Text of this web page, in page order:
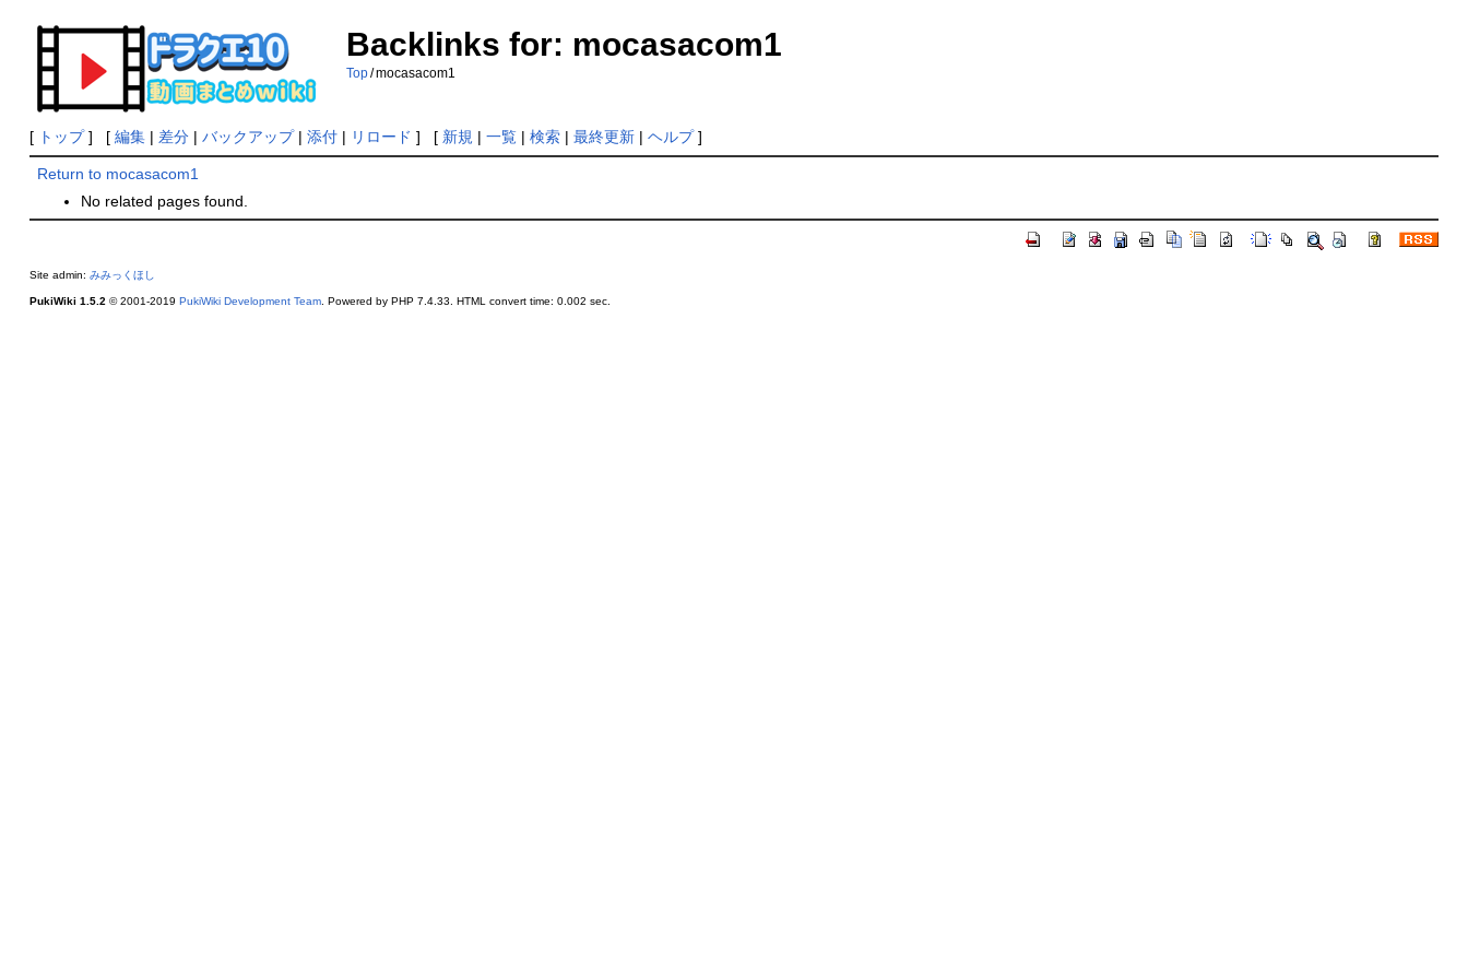
Backlinks for: mocasacom1
Top/mocasacom1
[ トップ] [ 編集| 差分| バックアップ| 添付| リロード ] [ 新規 | 一覧| 検索| 最終更新| ヘルプ]
Return to mocasacom1
No related pages found.
Site admin: みみっくほし
PukiWiki 1.5.2 © 2001-2019 PukiWiki Development Team. Powered by PHP 7.4.33. HTML convert time: 0.002 sec.